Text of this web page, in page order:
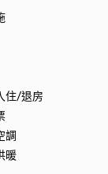
住/退房
調
暖